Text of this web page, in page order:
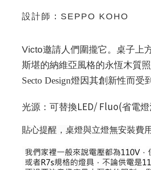
設計師 : SEPPO KOHO
Victo邀請人們圍攏它。桌子上
斯堪的納維亞風格的永恆木質照
Secto Design燈因其創新性而受
光源：可替換LED/ Fluo(省電
貼心提醒，桌燈與立燈無安裝費